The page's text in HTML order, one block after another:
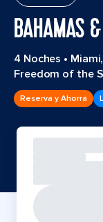
BAHAMAS
4 Noches •
Freedom of the
Reserva y Ahorra